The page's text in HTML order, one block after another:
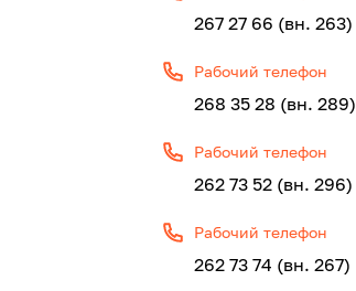
267 27 66 (вн. 263)
Рабочий телефон
268 35 28 (вн. 289)
Рабочий телефон
262 73 52 (вн. 296)
Рабочий телефон
262 73 74 (вн. 267)